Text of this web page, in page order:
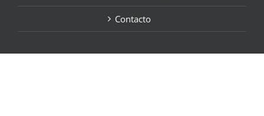
Contacto